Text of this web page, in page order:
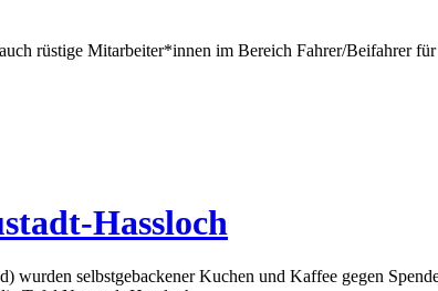
rüstige Mitarbeiter*innen im Bereich Fahrer/Beifahrer
Hassloch
selbstgebackener Kuchen und Kaffee gegen